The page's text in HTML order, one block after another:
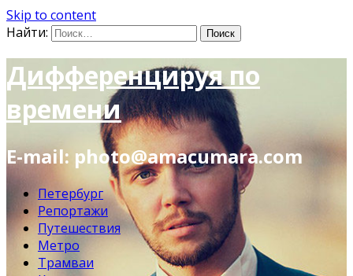
Skip to content
Найти:
Дифференцируя по
времени
E-mail: photo@amacumara.com
Петербург
Репортажи
Путешествия
Метро
Трамваи